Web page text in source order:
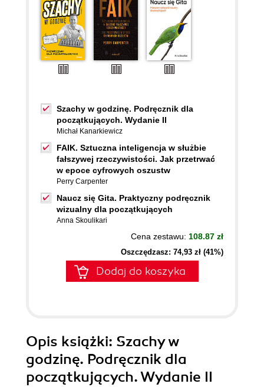
Szachy w godzinę. Podręcznik dla
początkujących. Wydanie II
Michał Kanarkiewicz
FAIK. Sztuczna inteligencja w służbie
fałszywej rzeczywistości. Jak przetrwać
w epoce cyfrowych oszustw
Perry Carpenter
Naucz się Gita. Praktyczny podręcznik
wizualny dla początkujących
Anna Skoulikari
Cena zestawu: 108.87 zł
Oszczędzasz: 74,93 zł (41%)
Dodaj do koszyka
Opis książki: Szachy w
godzinę. Podręcznik dla
początkujących. Wydanie II